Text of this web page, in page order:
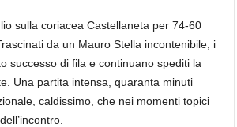
sulla coriacea Castellaneta per 74-60
da un Mauro Stella incontenibile, i
successo di fila e continuano spediti la
Una partita intensa, quaranta minuti
caldissimo, che nei momenti topici